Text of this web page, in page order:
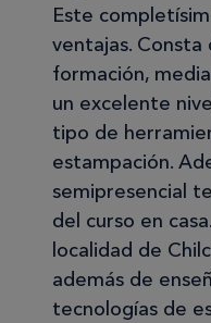
Este
ventajas.
formación,
un excelente
tipo de
estampación.
semipresencial
del curso en
localidad de
además de
tecnologías de